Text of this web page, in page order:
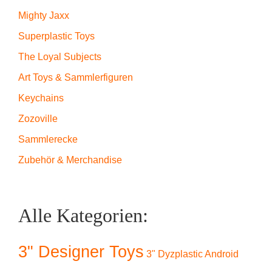
Mighty Jaxx
Superplastic Toys
The Loyal Subjects
Art Toys & Sammlerfiguren
Keychains
Zozoville
Sammlerecke
Zubehör & Merchandise
Alle Kategorien:
3" Designer Toys 3" Dyzplastic Android